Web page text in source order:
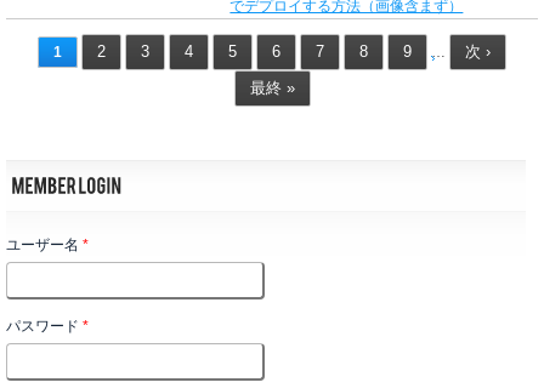
でデプロイする方法（画像含まず）
1 2 3 4 5 6 7 8 9 …
次 ›
最終 »
ユーザー名 *
パスワード *